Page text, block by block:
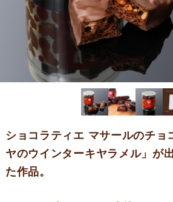
ショコラティエ マサールのチョ
ヤのウインターキヤラメル」が
た作品。